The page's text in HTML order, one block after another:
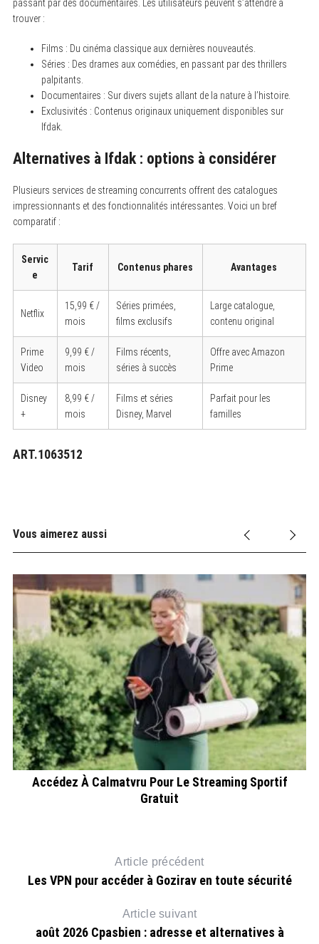
passant par des documentaires. Les utilisateurs peuvent s’attendre à
trouver :
Films : Du cinéma classique aux dernières nouveautés.
Séries : Des drames aux comédies, en passant par des thrillers
palpitants.
Documentaires : Sur divers sujets allant de la nature à l’histoire.
Exclusivités : Contenus originaux uniquement disponibles sur
Ifdak.
Alternatives à Ifdak : options à considérer
Plusieurs services de streaming concurrents offrent des catalogues
impressionnants et des fonctionnalités intéressantes. Voici un bref
comparatif :
Servic
e
Tarif Contenus phares Avantages
Netflix
15,99 € /
mois
Séries primées,
films exclusifs
Large catalogue,
contenu original
Prime
Video
9,99 € /
mois
Films récents,
séries à succès
Offre avec Amazon
Prime
Disney
+
8,99 € /
mois
Films et séries
Disney, Marvel
Parfait pour les
familles
ART.1063512
Vous aimerez aussi
Accédez À Calmatvru Pour Le Streaming Sportif
Gratuit
Article précédent
Les VPN pour accéder à Gozirav en toute sécurité
Article suivant
août 2026 Cpasbien : adresse et alternatives à
r
o
r
: